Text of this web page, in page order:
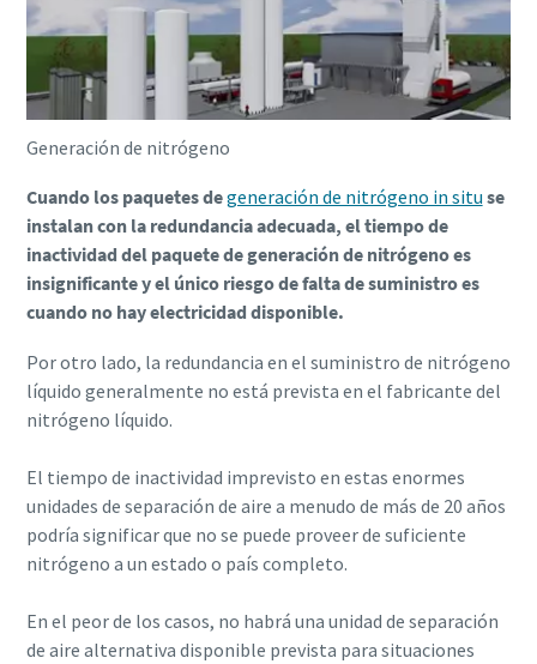
Catálogo de Productos de Atlas Copco
En este libro electrónico presentamos los productos y
servicios de la división de Compresores de Atlas Copco
Descúbralos aquí
través de esta guía, los expertos de Atlas Copco le ayudan
a sacar todo el potencial de ahorro a su red de aire
comprimido
Descargar Guía de Optimización
Generación de nitrógeno
Cuando los paquetes degeneración de nitrógeno in situ se
instalan con la redundancia adecuada, el tiempo de
inactividad del paquete de generación de nitrógeno es
insignificante y el único riesgo de falta de suministro es
cuando no hay electricidad disponible.
Por otro lado, la redundancia en el suministro de nitrógeno
líquido generalmente no está prevista en el fabricante del
nitrógeno líquido.
El tiempo de inactividad imprevisto en estas enormes
unidades de separación de aire a menudo de más de 20 años
podría significar que no se puede proveer de suficiente
nitrógeno a un estado o país completo.
En el peor de los casos, no habrá una unidad de separación
de aire alternativa disponible prevista para situaciones